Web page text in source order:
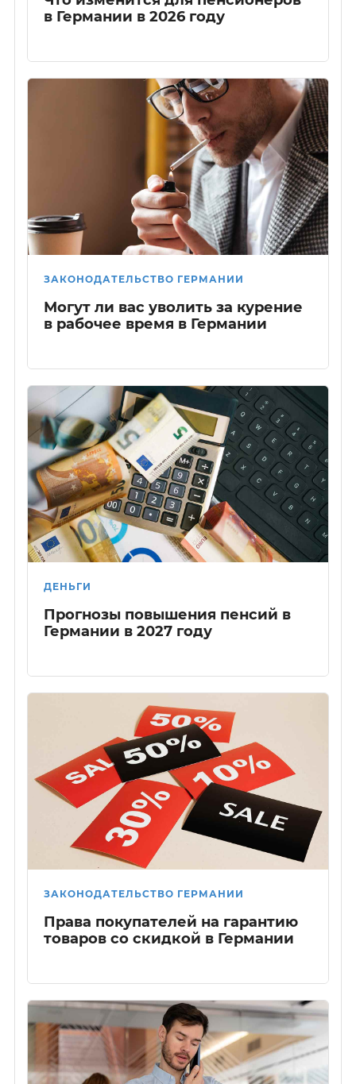
в Германии в 2026 году
ЗАКОНОДАТЕЛЬСТВО ГЕРМАНИИ
Могут ли вас уволить за курение
в рабочее время в Германии
ДЕНЬГИ
Прогнозы повышения пенсий в
Германии в 2027 году
ЗАКОНОДАТЕЛЬСТВО ГЕРМАНИИ
Права покупателей на гарантию
товаров со скидкой в Германии